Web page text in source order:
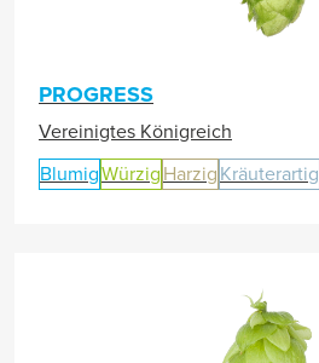
PROGRESS
Vereinigtes Königreich
BlumigWürzig Harzig Kräuterartig